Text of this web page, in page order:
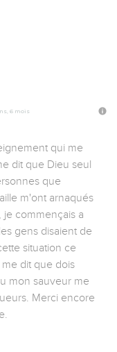
6 mois
qui me
dit que Dieu seul
que
m'ont arnaqués
commençais a
gens disaient de
situation ce
dit que dois
mon sauveur me
Merci encore